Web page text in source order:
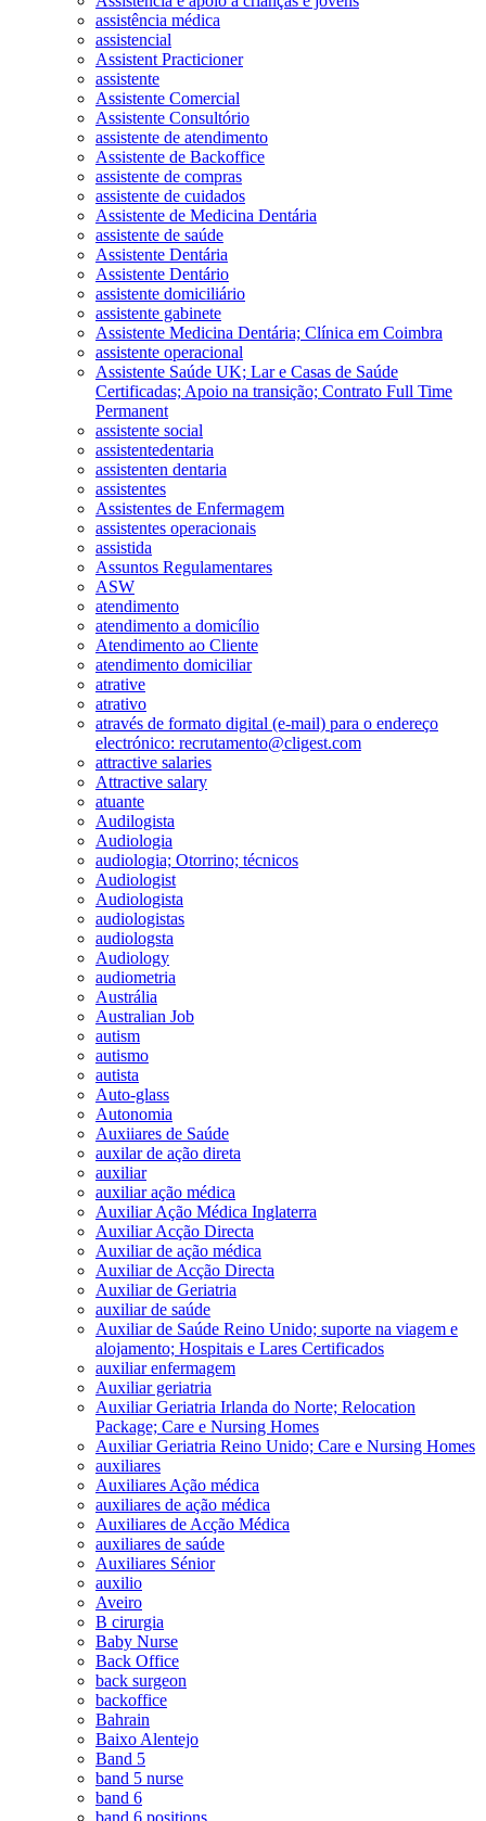
assistência médica
assistencial
Assistent Practicioner
assistente
Assistente Comercial
Assistente Consultório
assistente de atendimento
Assistente de Backoffice
assistente de compras
assistente de cuidados
Assistente de Medicina Dentária
assistente de saúde
Assistente Dentária
Assistente Dentário
assistente domiciliário
assistente gabinete
Assistente Medicina Dentária; Clínica em Coimbra
assistente operacional
Assistente Saúde UK; Lar e Casas de Saúde
Certificadas; Apoio na transição; Contrato Full Time
Permanent
assistente social
assistentedentaria
assistenten dentaria
assistentes
Assistentes de Enfermagem
assistentes operacionais
assistida
Assuntos Regulamentares
ASW
atendimento
atendimento a domicílio
Atendimento ao Cliente
atendimento domiciliar
atrative
atrativo
através de formato digital (e-mail) para o endereço
electrónico: recrutamento@cligest.com
attractive salaries
Attractive salary
atuante
Audilogista
Audiologia
audiologia; Otorrino; técnicos
Audiologist
Audiologista
audiologistas
audiologsta
Audiology
audiometria
Austrália
Australian Job
autism
autismo
autista
Auto-glass
Autonomia
Auxiiares de Saúde
auxilar de ação direta
auxiliar
auxiliar ação médica
Auxiliar Ação Médica Inglaterra
Auxiliar Acção Directa
Auxiliar de ação médica
Auxiliar de Acção Directa
Auxiliar de Geriatria
auxiliar de saúde
Auxiliar de Saúde Reino Unido; suporte na viagem e
alojamento; Hospitais e Lares Certificados
auxiliar enfermagem
Auxiliar geriatria
Auxiliar Geriatria Irlanda do Norte; Relocation
Package; Care e Nursing Homes
Auxiliar Geriatria Reino Unido; Care e Nursing Homes
auxiliares
Auxiliares Ação médica
auxiliares de ação médica
Auxiliares de Acção Médica
auxiliares de saúde
Auxiliares Sénior
auxilio
Aveiro
B cirurgia
Baby Nurse
Back Office
back surgeon
backoffice
Bahrain
Baixo Alentejo
Band 5
band 5 nurse
band 6
band 6 positions